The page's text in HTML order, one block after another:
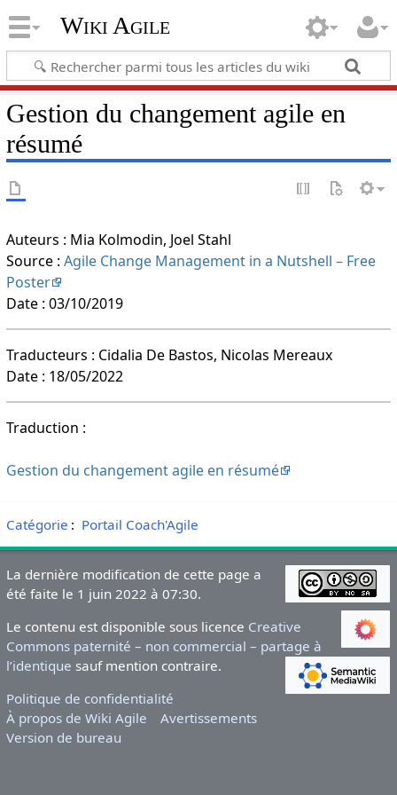
Wiki Agile
Gestion du changement agile en
résumé
Auteurs : Mia Kolmodin, Joel Stahl
Source : Agile Change Management in a Nutshell – Free
Poster
Date : 03/10/2019
Traducteurs : Cidalia De Bastos, Nicolas Mereaux
Date : 18/05/2022
Traduction :
Gestion du changement agile en résumé
Catégorie : Portail Coach'Agile
La dernière modification de cette page a
été faite le 1 juin 2022 à 07:30.
Le contenu est disponible sous licence Creative
Commons paternité – non commercial – partage à
l’identique sauf mention contraire.
Politique de confidentialité
À propos de Wiki Agile
Avertissements
Version de bureau